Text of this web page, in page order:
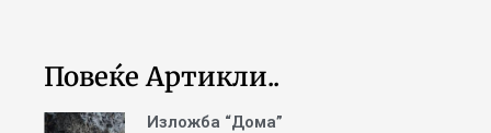
Повеќе Артикли..
Изложба “Дома”